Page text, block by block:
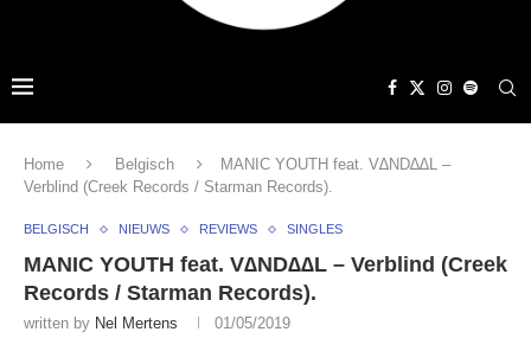
Home Belgisch
MANIC YOUTH feat. V∆ND∆∆L –
Verblind (Creek Records / Starman Records).
BELGISCH NIEUWS REVIEWS SINGLES
MANIC YOUTH feat. V∆ND∆∆L – Verblind (Creek
Records / Starman Records).
written by Nel Mertens 01/05/2019